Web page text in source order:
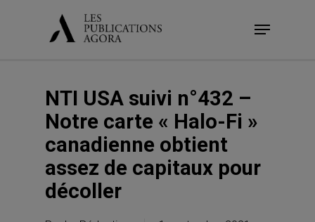
Menu
NTI USA suivi n°432 –
Notre carte « Halo-Fi »
canadienne obtient
assez de capitaux pour
décoller